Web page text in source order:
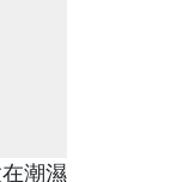
潮濕